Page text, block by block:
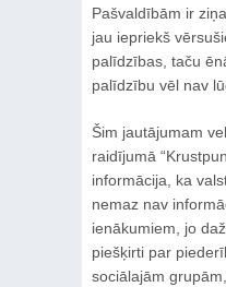
Pašvaldībām ir
jau iepriekš
palīdzības, taču
palīdzību vēl nav
Šim jautājumam
raidījumā
informācija, ka
nemaz nav
ienākumiem, jo
piešķirti par
sociālajām